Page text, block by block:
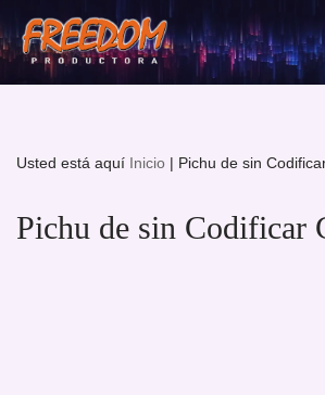
Saltar
al
Usted está aquí Inicio | Pichu de sin
Pichu de sin Codificar